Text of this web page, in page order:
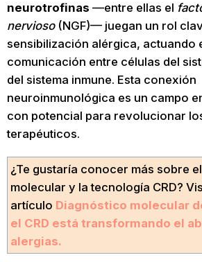
neurotrofinas —entre ellas el
nervioso(NGF)— juegan un rol
sensibilización alérgica, actuando
comunicación entre células del
del sistema inmune. Esta conexión
neuroinmunológica es un campo
con potencial para revolucionar
terapéuticos.
¿Te gustaría conocer más sobre
molecular y la tecnología CRD?
artículo Diagnóstico molecular
el CRD está transformando el
alergias.